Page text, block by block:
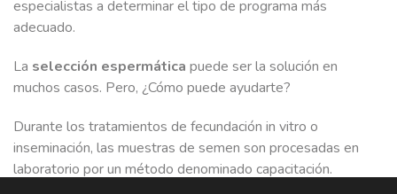
especialistas a determinar el tipo de programa más
adecuado.
La selección espermática puede ser la solución en
muchos casos. Pero, ¿Cómo puede ayudarte?
Durante los tratamientos de fecundación in vitro o
inseminación, las muestras de semen son procesadas en
laboratorio por un método denominado capacitación.